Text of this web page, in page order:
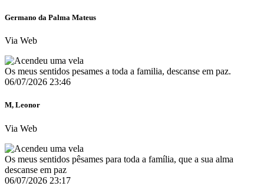
Germano da Palma Mateus
Via Web
Os meus sentidos pesames a toda a familia, descanse em paz.
06/07/2026 23:46
M, Leonor
Via Web
Os meus sentidos pêsames para toda a família, que a sua alma
descanse em paz
06/07/2026 23:17